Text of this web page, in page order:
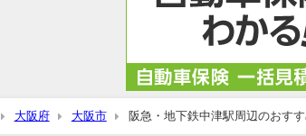
大阪府 大阪市 阪急・地下鉄中津駅周辺のおす